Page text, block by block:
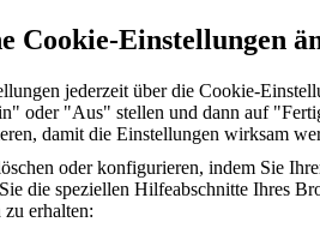
Cookie-Einstellungen
jederzeit über die Cookie-
oder "Aus" stellen und dann auf
damit die Einstellungen wirksam
oder konfigurieren, indem Sie
die speziellen Hilfeabschnitte Ihres
erhalten: